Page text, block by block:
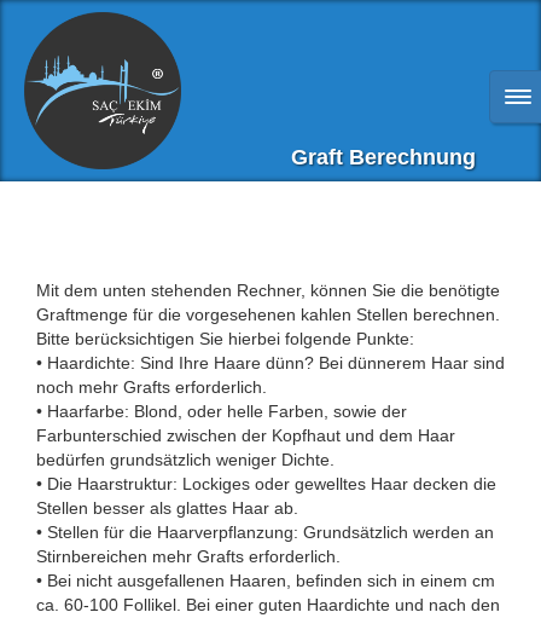
Graft Berechnung
Mit dem unten stehenden Rechner, können Sie die benötigte
Graftmenge für die vorgesehenen kahlen Stellen berechnen.
Bitte berücksichtigen Sie hierbei folgende Punkte:
• Haardichte: Sind Ihre Haare dünn? Bei dünnerem Haar sind
noch mehr Grafts erforderlich.
• Haarfarbe: Blond, oder helle Farben, sowie der
Farbunterschied zwischen der Kopfhaut und dem Haar
bedürfen grundsätzlich weniger Dichte.
• Die Haarstruktur: Lockiges oder gewelltes Haar decken die
Stellen besser als glattes Haar ab.
• Stellen für die Haarverpflanzung: Grundsätzlich werden an
Stirnbereichen mehr Grafts erforderlich.
• Bei nicht ausgefallenen Haaren, befinden sich in einem cm
ca. 60-100 Follikel. Bei einer guten Haardichte und nach den